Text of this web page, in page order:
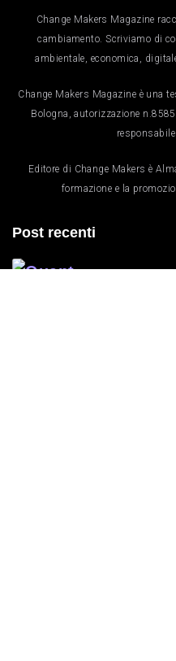
Change Makers Magazine
cambiamento. Scriviamo di
ambientale, economica,
Change Makers Magazine è una
Bologna, autorizzazione
Editore di Change Makers è
formazione e la
Post recenti
Quanto Costa